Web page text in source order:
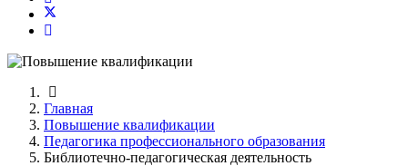
Главная
Повышение квалификации
Педагогика профессионального образования
Библиотечно-педагогическая деятельность